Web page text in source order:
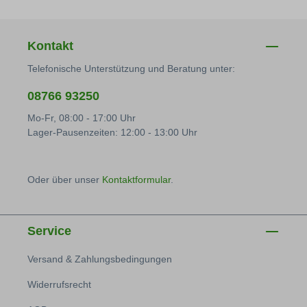
Kontakt
Telefonische Unterstützung und Beratung unter:
08766 93250
Mo-Fr, 08:00 - 17:00 Uhr
Lager-Pausenzeiten: 12:00 - 13:00 Uhr
Oder über unser Kontaktformular.
Service
Versand & Zahlungsbedingungen
Widerrufsrecht